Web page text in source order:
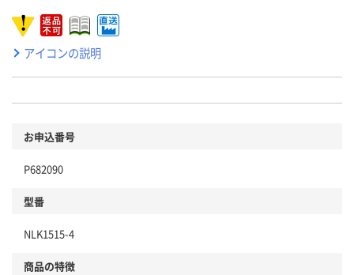
アイコンの説明
お申込番号
P682090
型番
NLK1515-4
商品の特徴